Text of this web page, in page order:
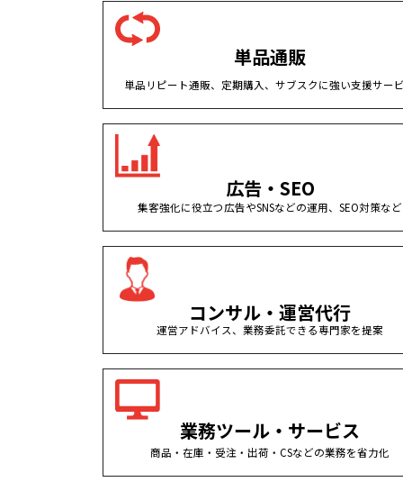
単品通販
単品リピート通販、定期購入、サブスクに強い支援サー
広告・SEO
集客強化に役立つ広告やSNSなどの運用、SEO対策など
コンサル・運営代行
運営アドバイス、業務委託できる専門家を提案
業務ツール・サービス
商品・在庫・受注・出荷・CSなどの業務を省力化